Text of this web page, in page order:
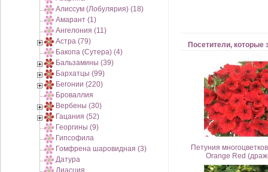
Алиссум (Лобулярия) (18)
Амарант (1)
Ангелония (11)
Астра (79)
Бакопа (Сутера) (4)
Бальзамины (39)
Бархатцы (99)
Бегонии (220)
Броваллия
Вербены (30)
Гацания (52)
Георгины (9)
Гипсофила
Гомфрена шаровидная (3)
Датура
Диасция
Посетители,
Петуния
Orange Red